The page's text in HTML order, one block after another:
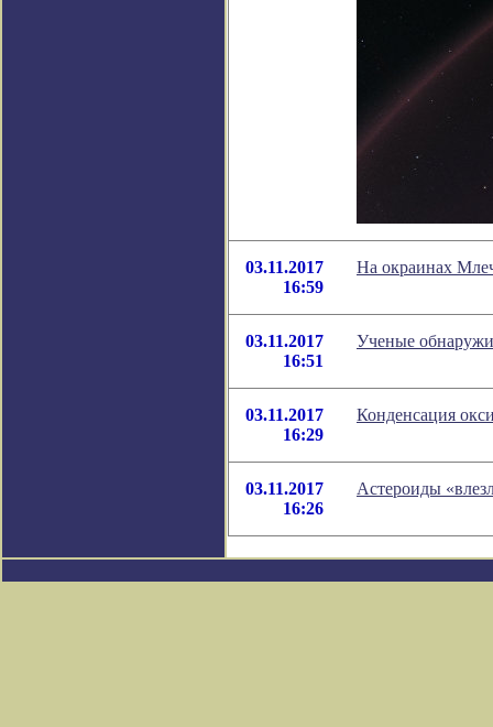
03.11.2017
16:59
На окраинах
03.11.2017
16:51
Ученые
03.11.2017
16:29
Конденсация
03.11.2017
16:26
Астероиды